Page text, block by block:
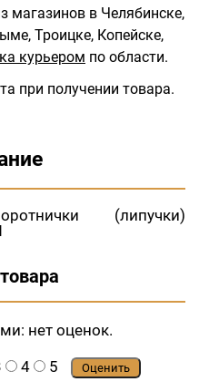
магазинов в Челябинске,
Троицке, Копейске,
курьером по области.
при получении товара.
(липучки)
нет оценок.
4 5 Оценить